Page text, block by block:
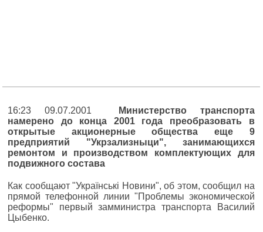
16:23 09.07.2001
Министерство транспорта
намерено до конца 2001 года преобразовать в
открытые акционерные общества еще 9
предприятий "Укрзализныци", занимающихся
ремонтом и производством комплектующих для
подвижного состава
Как сообщают "Українські Новини", об этом, сообщил на
прямой телефонной линии "Проблемы экономической
реформы" первый замминистра транспорта Василий
Цыбенко.